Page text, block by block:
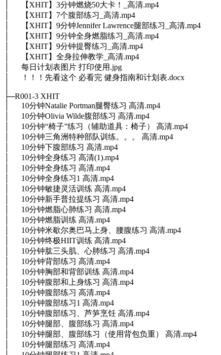
│ 【XHIT】3分钟燃烧50大卡！_高清.mp4
│ 【XHIT】7个腹部练习_高清.mp4
│ 【XHIT】9分钟Jennifer Lawrence腿部练习_高清.mp4
│ 【XHIT】9分钟全身燃脂练习_高清.mp4
│ 【XHIT】9分钟提臀练习_高清.mp4
│ 【XHIT】全身拉伸教学_高清.mp4
│ 每日计划表图片 打印使用.jpg
│ ！！！先看这个 必看完 健身指南和计划表.docx
├─R001-3 XHIT
│ 10分钟Natalie Portman腿臀练习 高清.mp4
│ 10分钟Olivia Wilde腹部练习 高清.mp4
│ 10分钟“椅子”练习（辅助道具：椅子） 高清.mp4
│ 10分钟三角洲特种部队训练。。。 高清.mp4
│ 10分钟下腹部练习 高清.mp4
│ 10分钟全身练习 高清(1).mp4
│ 10分钟全身练习 高清.mp4
│ 10分钟全身练习1 高清.mp4
│ 10分钟敏捷灵活训练 高清.mp4
│ 10分钟新手普拉提练习 高清.mp4
│ 10分钟燃脂心肺练习 高清.mp4
│ 10分钟燃脂训练 高清.mp4
│ 10分钟米歇尔奥巴马上身、腰腹练习 高清.mp4
│ 10分钟终极HIIT训练 高清.mp4
│ 10分钟肱三头肌、心肺练习 高清.mp4
│ 10分钟背部练习 高清.mp4
│ 10分钟胸部和背部训练 高清.mp4
│ 10分钟腹部和上身练习 高清.mp4
│ 10分钟腹部练习 高清.mp4
│ 10分钟腹部练习1 高清.mp4
│ 10分钟腹部练习、芦笋烹饪 高清.mp4
│ 10分钟腿部、腹部练习 高清.mp4
│ 10分钟腿部、腹部练习（使用背包负重） 高清.mp4
│ 10分钟腿部练习 高清.mp4